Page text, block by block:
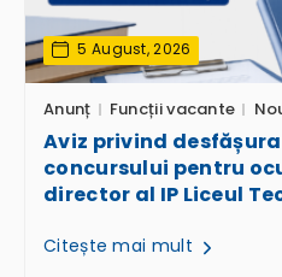
5 August, 2026
Anunț Funcții vacante
Aviz privind
concursului pentru
director al IP Liceul
Citește mai mult